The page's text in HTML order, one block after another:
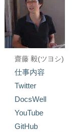
齋藤 毅(ツヨシ)
仕事内容
Twitter
DocsWell
YouTube
GitHub